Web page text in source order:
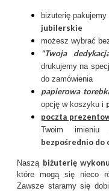
biżuterię pakujemy
jubilerskie
możesz wybrać
"Twoja
drukujemy na
do zamówienia
papierowa
opcję w koszyku i
poczta
Twoim imieniu
bezpośrednio do
Naszą biżuterię
które mogą się nieco
Zawsze staramy się